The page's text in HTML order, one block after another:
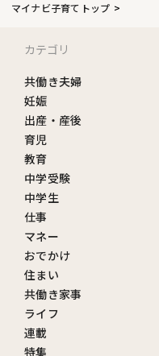
マイナビ子育てトップ
カテゴリ
共働き夫婦
妊娠
出産・産後
育児
教育
中学受験
中学生
仕事
マネー
おでかけ
住まい
共働き家事
ライフ
連載
特集